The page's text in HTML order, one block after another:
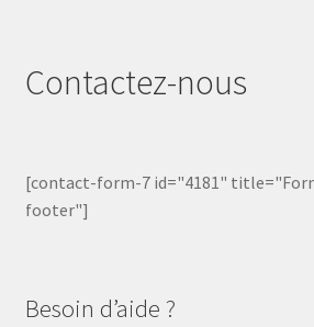
Contactez-nous
[contact-form-7 id="4181"
footer"]
Besoin d’aide ?